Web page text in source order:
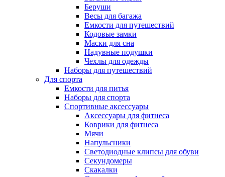
Беруши
Весы для багажа
Емкости для путешествий
Кодовые замки
Маски для сна
Надувные подушки
Чехлы для одежды
Наборы для путешествий
Для спорта
Емкости для питья
Наборы для спорта
Спортивные аксессуары
Аксессуары для фитнеса
Коврики для фитнеса
Мячи
Напульсники
Светодиодные клипсы для обуви
Секундомеры
Скакалки